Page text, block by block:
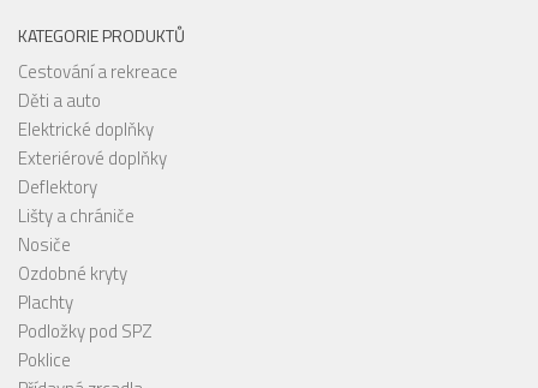
KATEGORIE PRODUKTŮ
Cestování a rekreace
Děti a auto
Elektrické doplňky
Exteriérové doplňky
Deflektory
Lišty a chrániče
Nosiče
Ozdobné kryty
Plachty
Podložky pod SPZ
Poklice